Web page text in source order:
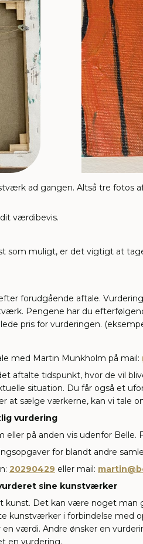
ad gangen. Altså tre fotos
værdibevis.
som muligt, er det vigtigt at
forudgående aftale.
Pengene har du
pris for vurderingen.
med Martin Munkholm på mail:
aftalte tidspunkt, hvor de vil
situation. Du får også et
at sælge værkerne, kan vi tale
vurdering
på anden vis udenfor
for blandt andre
20290429 eller mail:
sine kunstværker
kunst. Det kan være noget
kunstværker i forbindelse
værdi. Andre ønsker en
en vurdering.